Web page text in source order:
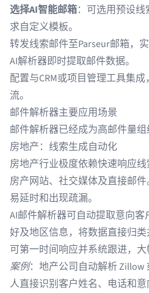
选择AI智能邮箱：可选用预设
求自定义模板。
转发线索邮件至Parseur邮箱，
AI解析器即时提取邮件数据。
配置与CRM或项目管理工具集
流。
邮件解析器主要应用场景
邮件解析器已经成为高邮件量组
房地产：线索生成自动化
房地产行业极度依赖快速响应
房产网站、社交媒体及直接邮
易延时和出现疏漏。
AI邮件解析器可自动提取意向
好及地区信息，将数据直接归类
可第一时间响应并系统跟进，大
案例：地产公司自动解析Zillow
人直接识别客户姓名、电话和